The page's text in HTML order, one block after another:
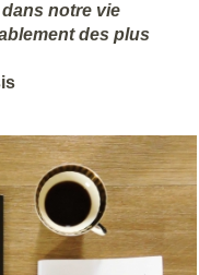
notre vie
des plus